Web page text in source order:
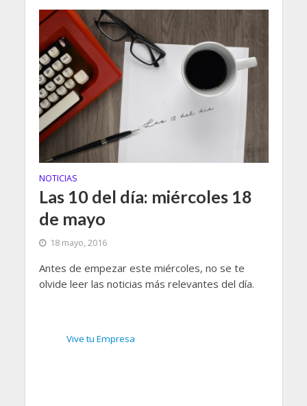
NOTICIAS
Las 10 del día: miércoles 18
de mayo
18 mayo, 2016
Antes de empezar este miércoles, no se te
olvide leer las noticias más relevantes del día.
Vive tu Empresa